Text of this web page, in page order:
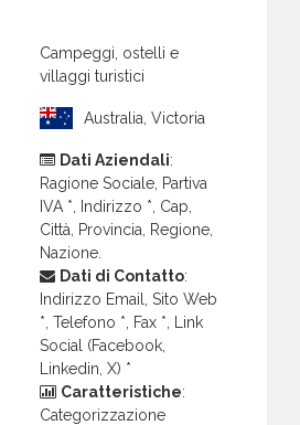
Campeggi, ostelli e
villaggi turistici
Australia, Victoria
Dati Aziendali:
Ragione Sociale, Partiva
IVA *, Indirizzo *, Cap,
Città, Provincia, Regione,
Nazione.
Dati di Contatto:
Indirizzo Email, Sito Web
*, Telefono *, Fax *, Link
Social (Facebook,
Linkedin, X) *
Caratteristiche:
Categorizzazione